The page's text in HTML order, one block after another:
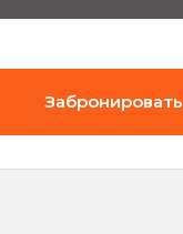
Забронировать